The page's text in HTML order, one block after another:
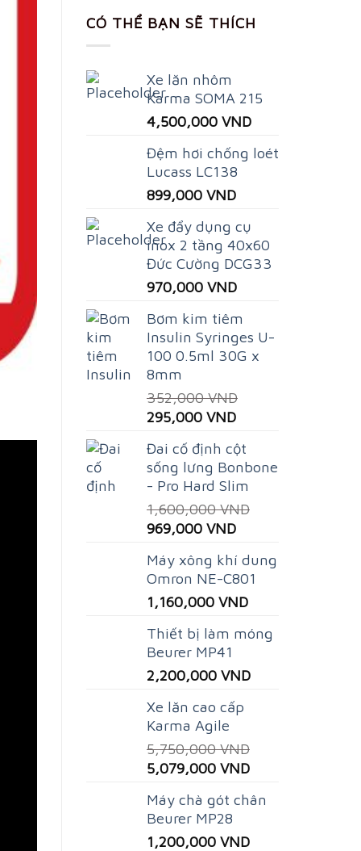
CÓ THỂ BẠN SẼ THÍCH
Xe lăn nhôm
Karma SOMA 215
4,500,000 VND
Đệm hơi chống loét
Lucass LC138
899,000 VND
Xe đẩy dụng cụ
inox 2 tầng 40x60
Đức Cường DCG33
970,000 VND
Bơm kim tiêm
Insulin Syringes U-
100 0.5ml 30G x
8mm
352,000VND
Original
was:
352,000 VND.
295,000 VNDCurrent
is:
295,000 VND.
Đai cố định cột
sống lưng Bonbone
- Pro Hard Slim
1,600,000VND
Original
was:
1,600,000 VND.
969,000 VNDCurrent
is:
969,000 VND.
Máy xông khí dung
Omron NE-C801
1,160,000 VND
Thiết bị làm móng
Beurer MP41
2,200,000 VND
Xe lăn cao cấp
Karma Agile
5,750,000VND
Original
was:
5,750,000 VND.
5,079,000 VNDCurrent
is:
Máy chà gót chân
Beurer MP28
1,200,000 VND